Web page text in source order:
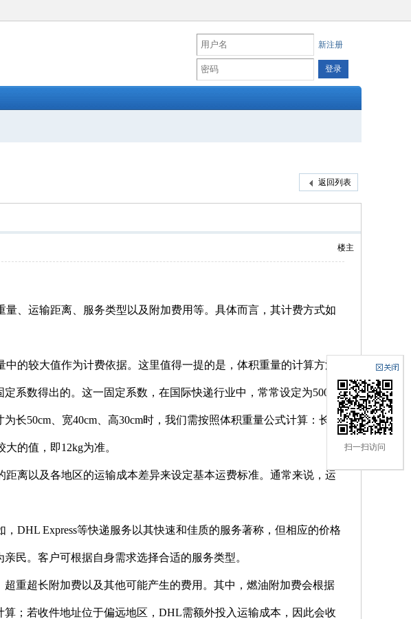
新注册
返回列表
楼主
、运输距离、服务类型以及附加费用等。具体而言，其计费方式如
的较大值作为计费依据。这里值得一提的是，体积重量的计算方法
系数得出的。这一固定系数，在国际快递行业中，常常设定为500
长50cm、宽40cm、高30cm时，我们需按照体积重量公式计算：长×
的值，即12kg为准。
离以及各地区的运输成本差异来设定基本运费标准。通常来说，运
DHL Express等快递服务以其快速和佳质的服务著称，但相应的价格
民。客户可根据自身需求选择合适的服务类型。
重超长附加费以及其他可能产生的费用。其中，燃油附加费会根据
；若收件地址位于偏远地区，DHL需额外投入运输成本，因此会收
扫一扫访问